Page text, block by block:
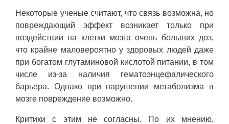
Некоторые ученые считают, что связь возможна, но
повреждающий эффект возникает только при
воздействии на клетки мозга очень больших доз,
что крайне маловероятно у здоровых людей даже
при богатом глутаминовой кислотой питании, в том
числе из-за наличия гематоэнцефалического
барьера. Однако при нарушении метаболизма в
мозге повреждение возможно.
Критики с этим не согласны. По их мнению,